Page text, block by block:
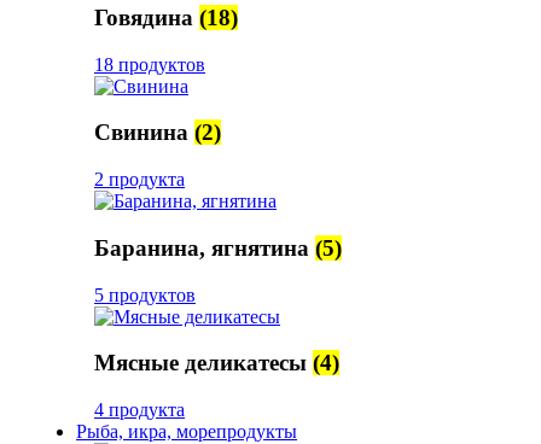
Говядина (18)
18 продуктов
Свинина (2)
2 продукта
Баранина, ягнятина (5)
5 продуктов
Мясные деликатесы (4)
4 продукта
Рыба, икра, морепродукты